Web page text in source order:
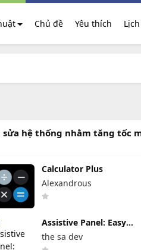
Chủ đề Yêu thích
hệ thống nhằm tăng tốc
Calculator Plus
Alexandrous
Assistive Panel: Easy
Touch
the sa dev